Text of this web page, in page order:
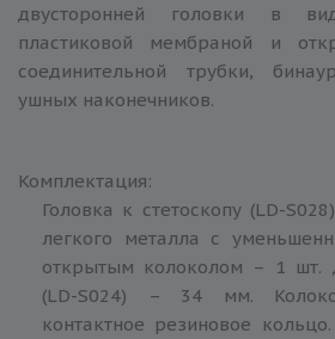
двусторонней головки в
пластиковой мембраной и
соединительной трубки,
ушных наконечников.
Комплектация:
Головка к стетоскопу (LD-
легкого металла с
открытым колоколом – 1 шт.
(LD-S024) – 34 мм.
контактное резиновое